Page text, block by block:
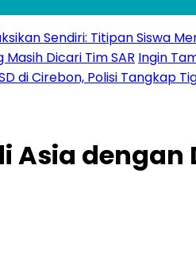
Sendiri: Titipan Siswa
Dicari Tim SAR Ingin
di Cirebon, Polisi Tangkap